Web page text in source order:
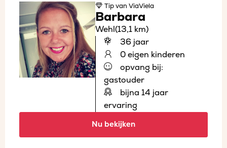
Tipvan ViaViela
Barbara
Wehl(13,1 km)
36 jaar
0 eigen kinderen
opvang bij:
gastouder
bijna 14 jaar
ervaring
Nu bekijken